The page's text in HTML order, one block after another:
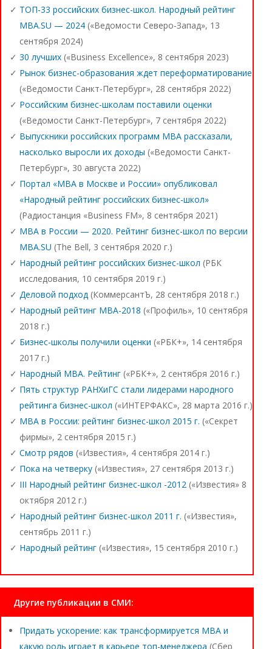
ТОП-33 российских бизнес-школ. Народный рейтинг
MBA.SU — 2024 («Ведомости Северо-Запад», 13
сентября 2024)
30 лучших («Business Excellence», 8 сентября 2023)
Рынок бизнес-образования ждет переформатирование
(«Ведомости Санкт-Петербург», 28 сентября 2022)
Российским бизнес-школам поставили оценки
(«Ведомости Санкт-Петербург», 7 сентября 2022)
Выпускники российских программ MBA рассказали,
насколько выросли их доходы («Ведомости Санкт-
Петербург», 30 августа 2022)
Портал «МВА в Москве и России» опубликовал
«Народный рейтинг российских бизнес-школ»
(Радиостанция «Business FM», 8 сентября 2021)
MBA в России — 2020. Рейтинг бизнес-школ по версии
MBA.SU (The Bell, 3 сентября 2020 г.)
Народный рейтинг российских бизнес-школ (РБК
исследования, 10 сентября 2019 г.)
Деловой подход (КоммерсантЪ, 28 сентября 2018 г.)
Народный рейтинг MBA-2018 («Профиль», 10 сентября
2018 г.)
Бизнес-школы получили оценки («РБК+», 14 сентября
2017 г.)
Народный MBA. Рейтинг («РБК+», 2 сентября 2016 г.)
Пять структур РАНХиГС стали лидерами народного
рейтинга бизнес-школ («ИНТЕРФАКС», 28 марта 2016 г.)
MBA в России: рейтинг бизнес-школ 2015 г. («Секрет
фирмы», 2 сентября 2015 г.)
Смотр рядов («Известия», 4 сентября 2014 г.)
Пока на четверку («Известия», 27 сентября 2013 г.)
III Народный рейтинг бизнес-школ -2012 («Известия» 8
октября 2012 г.)
Народный рейтинг бизнес-школ 2011 г. («Известия»,
сентябрь 2011 г.)
Народный рейтинг («Известия», 15 сентября 2010 г.)
Другие публикации в СМИ:
Придать ускорение: как трансформируется MBA и
какую роль играет в карьере топ-менеджера (Сбер